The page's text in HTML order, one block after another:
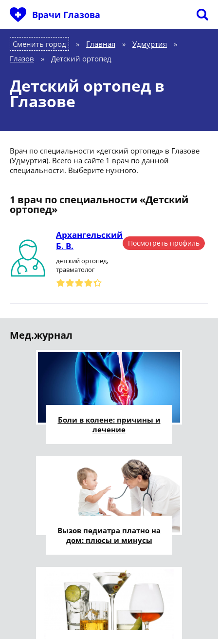
Врачи Глазова
Сменить город Главная » Удмуртия
»
Глазов
» Детский ортопед
Детский ортопед в
Глазове
Врач по специальности «детский ортопед» в Глазове
(Удмуртия). Всего на сайте 1 врач по данной
специальности. Выберите нужного.
1 врач по специальности «Детский
ортопед»
Архангельский
Б. В.
детский ортопед,
травматолог
Посмотреть профиль
Мед.журнал
Боли в колене: причины и
лечение
Вызов педиатра платно на
дом: плюсы и минусы